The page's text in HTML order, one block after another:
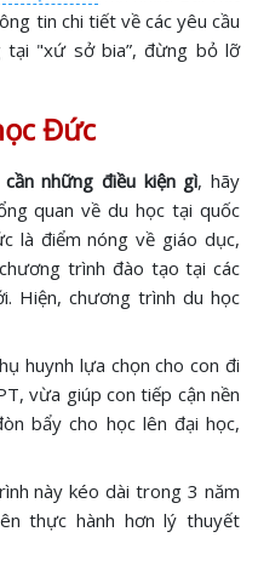
tin chi tiết về các yêu cầu
tại "xứ sở bia”, đừng bỏ lỡ
Đức
những điều kiện gì, hãy
quan về du học tại quốc
là điểm nóng về giáo dục,
trình đào tạo tại các
Hiện, chương trình du học
huynh lựa chọn cho con đi
vừa giúp con tiếp cận nền
bẩy cho học lên đại học,
này kéo dài trong 3 năm
thực hành hơn lý thuyết